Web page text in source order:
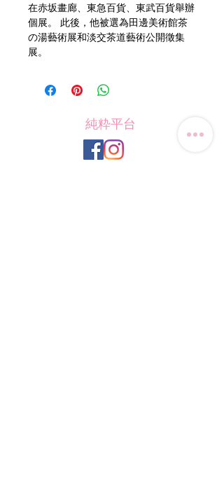
在赤坂畫廊、東急百貨、東武百貨舉辦
個展。 此後，他被選為田邊美術館茶
の湯藝術展和淡交茶道藝術公開徵集
展。
純粋平台